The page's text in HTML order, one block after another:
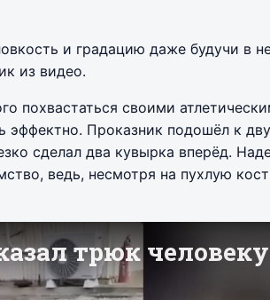
и градацию даже будучи в
из видео.
похвастаться своими
эффектно. Проказник подошёл к
сделал два кувырка вперёд.
ведь, несмотря на пухлую